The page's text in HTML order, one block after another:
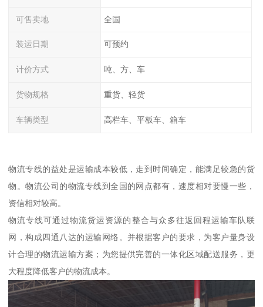
可售卖地 全国
装运日期 可预约
计价方式 吨、方、车
货物规格 重货、轻货
车辆类型 高栏车、平板车、箱车
物流专线的益处是运输成本较低，走到时间确定，能满足较急的货
物。物流公司的物流专线到全国的网点都有，速度相对要慢一些，
资信相对较高。
物流专线可通过物流货运资源的整合与众多往返回程运输车队联
网，构成四通八达的运输网络。并根据客户的要求，为客户量身设
计合理的物流运输方案；为您提供完善的一体化区域配送服务，更
大程度降低客户的物流成本。